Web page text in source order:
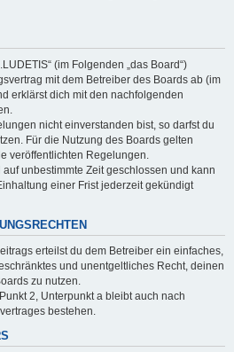
(im Folgenden „das Board“)
mit dem Betreiber des Boards ab (im
erklärst dich mit den nachfolgenden
nicht einverstanden bist, so darfst du
Für die Nutzung des Boards gelten
veröffentlichten Regelungen.
unbestimmte Zeit geschlossen und kann
einer Frist jederzeit gekündigt
erteilst du dem Betreiber ein einfaches,
und unentgeltliches Recht, deinen
zu nutzen.
2, Unterpunkt a bleibt auch nach
bestehen.